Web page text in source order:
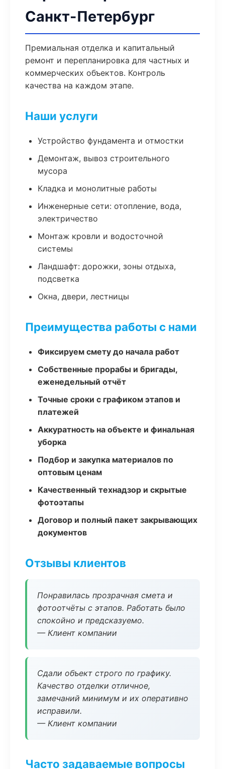
Санкт-Петербург
Премиальная отделка и капитальный
ремонт и перепланировка для частных и
коммерческих объектов. Контроль
качества на каждом этапе.
Наши услуги
Устройство фундамента и отмостки
Демонтаж, вывоз строительного
мусора
Кладка и монолитные работы
Инженерные сети: отопление, вода,
электричество
Монтаж кровли и водосточной
системы
Ландшафт: дорожки, зоны отдыха,
подсветка
Окна, двери, лестницы
Преимущества работы с нами
Фиксируем смету до начала работ
Собственные прорабы и бригады,
еженедельный отчёт
Точные сроки с графиком этапов и
платежей
Аккуратность на объекте и финальная
уборка
Подбор и закупка материалов по
оптовым ценам
Качественный технадзор и скрытые
фотоэтапы
Договор и полный пакет закрывающих
документов
Отзывы клиентов
Понравилась прозрачная смета и
фотоотчёты с этапов. Работать было
спокойно и предсказуемо.
— Клиент компании
Сдали объект строго по графику.
Качество отделки отличное,
замечаний минимум и их оперативно
исправили.
— Клиент компании
Часто задаваемые вопросы